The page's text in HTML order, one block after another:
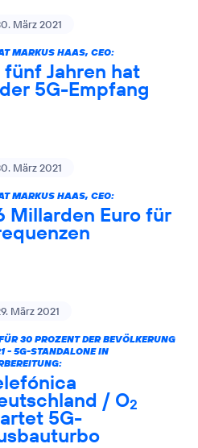
März 2021
MARKUS HAAS, CEO:
fünf Jahren hat
5G-Empfang
März 2021
MARKUS HAAS, CEO:
Millarden Euro für
März 2021
30 PROZENT DER BEVÖLKERUNG
- 5G-STANDALONE IN
/ O2
5G-